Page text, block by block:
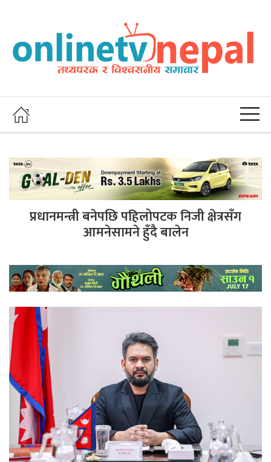
प्रधानमन्त्री बनेपछि पहिलोपटक निजी क्षेत्रसँग
आमनेसामने हुँदै बालेन